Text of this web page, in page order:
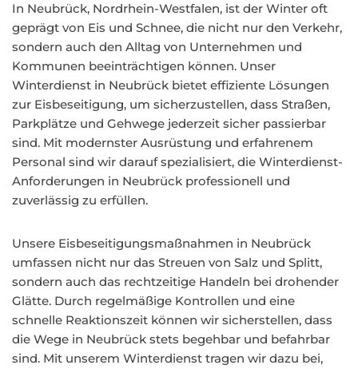
In Neubrück, Nordrhein-Westfalen, ist der Winter oft
geprägt von Eis und Schnee, die nicht nur den Verkehr,
sondern auch den Alltag von Unternehmen und
Kommunen beeinträchtigen können. Unser
Winterdienst in Neubrück bietet effiziente Lösungen
zur Eisbeseitigung, um sicherzustellen, dass Straßen,
Parkplätze und Gehwege jederzeit sicher passierbar
sind. Mit modernster Ausrüstung und erfahrenem
Personal sind wir darauf spezialisiert, die Winterdienst-
Anforderungen in Neubrück professionell und
zuverlässig zu erfüllen.
Unsere Eisbeseitigungsmaßnahmen in Neubrück
umfassen nicht nur das Streuen von Salz und Splitt,
sondern auch das rechtzeitige Handeln bei drohender
Glätte. Durch regelmäßige Kontrollen und eine
schnelle Reaktionszeit können wir sicherstellen, dass
die Wege in Neubrück stets begehbar und befahrbar
sind. Mit unserem Winterdienst tragen wir dazu bei,